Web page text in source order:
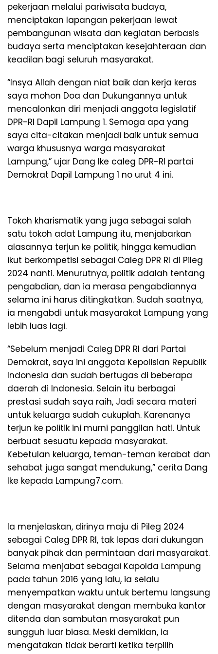
pekerjaan melalui pariwisata budaya,
menciptakan lapangan pekerjaan lewat
pembangunan wisata dan kegiatan berbasis
budaya serta menciptakan kesejahteraan dan
keadilan bagi seluruh masyarakat.
“Insya Allah dengan niat baik dan kerja keras
saya mohon Doa dan Dukungannya untuk
mencalonkan diri menjadi anggota legislatif
DPR-RI Dapil Lampung 1. Semoga apa yang
saya cita-citakan menjadi baik untuk semua
warga khususnya warga masyarakat
Lampung,” ujar Dang Ike caleg DPR-RI partai
Demokrat Dapil Lampung 1 no urut 4 ini.
Tokoh kharismatik yang juga sebagai salah
satu tokoh adat Lampung itu, menjabarkan
alasannya terjun ke politik, hingga kemudian
ikut berkompetisi sebagai Caleg DPR RI di Pileg
2024 nanti. Menurutnya, politik adalah tentang
pengabdian, dan ia merasa pengabdiannya
selama ini harus ditingkatkan. Sudah saatnya,
ia mengabdi untuk masyarakat Lampung yang
lebih luas lagi.
“Sebelum menjadi Caleg DPR RI dari Partai
Demokrat, saya ini anggota Kepolisian Republik
Indonesia dan sudah bertugas di beberapa
daerah di Indonesia. Selain itu berbagai
prestasi sudah saya raih, Jadi secara materi
untuk keluarga sudah cukuplah. Karenanya
terjun ke politik ini murni panggilan hati. Untuk
berbuat sesuatu kepada masyarakat.
Kebetulan keluarga, teman-teman kerabat dan
sehabat juga sangat mendukung,” cerita Dang
Ike kepada Lampung7.com.
Ia menjelaskan, dirinya maju di Pileg 2024
sebagai Caleg DPR RI, tak lepas dari dukungan
banyak pihak dan permintaan dari masyarakat.
Selama menjabat sebagai Kapolda Lampung
pada tahun 2016 yang lalu, ia selalu
menyempatkan waktu untuk bertemu langsung
dengan masyarakat dengan membuka kantor
ditenda dan sambutan masyarakat pun
sungguh luar biasa. Meski demikian, ia
mengatakan tidak berarti ketika terpilih